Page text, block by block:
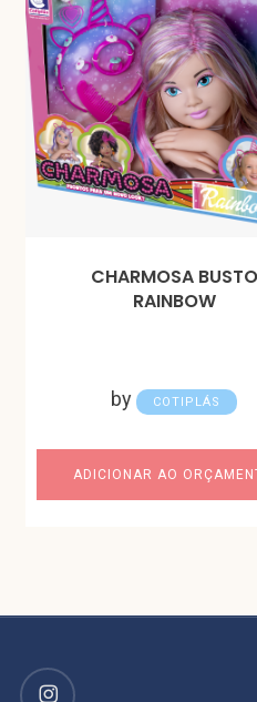
CHARMOSA BUSTO
RAINBOW
by COTIPLÁS
ADICIONAR AO
instagram